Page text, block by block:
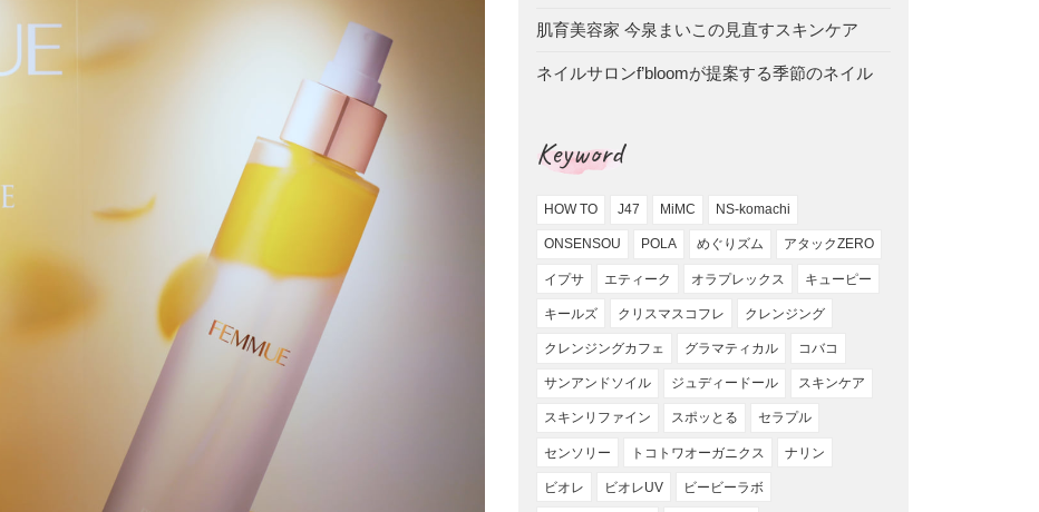
肌育美容家 今泉まいこの見直すスキンケア
ネイルサロンf’bloomが提案する季節のネイル
Keyword
HOW TO J47 MiMC NS-komachi
ONSENSOU POLA めぐりズム アタックZERO
イプサ エティーク オラプレックス キューピー
キールズ クリスマスコフレ クレンジング
クレンジングカフェ グラマティカル コバコ
サンアンドソイル ジュディードール スキンケア
スキンリファイン スポッとる セラプル
センソリー トコトワオーガニクス ナリン
ビオレ ビオレUV ビービーラボ